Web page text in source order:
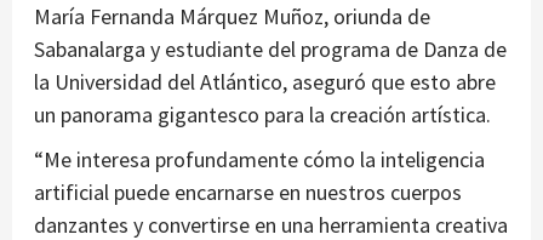
María Fernanda Márquez Muñoz, oriunda de
Sabanalarga y estudiante del programa de Danza de
la Universidad del Atlántico, aseguró que esto abre
un panorama gigantesco para la creación artística.
“Me interesa profundamente cómo la inteligencia
artificial puede encarnarse en nuestros cuerpos
danzantes y convertirse en una herramienta creativa